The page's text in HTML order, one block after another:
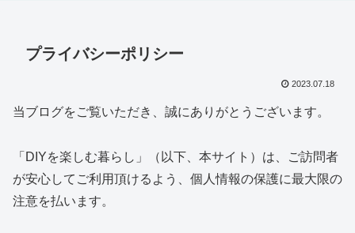
プライバシーポリシー
2023.07.18
当ブログをご覧いただき、誠にありがとうございます。
「DIYを楽しむ暮らし」（以下、本サイト）は、ご訪問者
が安心してご利用頂けるよう、個人情報の保護に最大限の
注意を払います。